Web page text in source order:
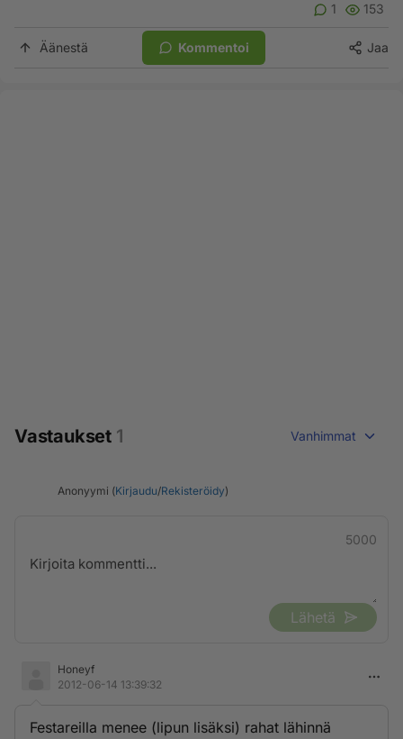
1 153
Äänestä Kommentoi Jaa
Vastaukset 1 Vanhimmat
Anonyymi (Kirjaudu/Rekisteröidy)
5000
Lähetä
Honeyf
2012-06-14 13:39:32
Festareilla menee (lipun lisäksi) rahat lähinnä